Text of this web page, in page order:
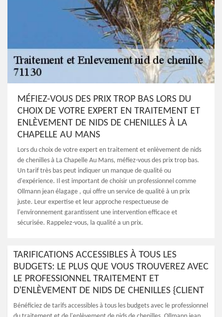
MÉFIEZ-VOUS DES PRIX TROP BAS LORS DU
CHOIX DE VOTRE EXPERT EN TRAITEMENT ET
ENLÈVEMENT DE NIDS DE CHENILLES À LA
CHAPELLE AU MANS
Lors du choix de votre expert en traitement et enlèvement de nids
de chenilles à La Chapelle Au Mans, méfiez-vous des prix trop bas.
Un tarif très bas peut indiquer un manque de qualité ou
d'expérience. Il est important de choisir un professionnel comme
Ollmann jean élagage , qui offre un service de qualité à un prix
juste. Leur expertise et leur approche respectueuse de
l'environnement garantissent une intervention efficace et
sécurisée. Rappelez-vous, la qualité a un prix.
TARIFICATIONS ACCESSIBLES À TOUS LES
BUDGETS: LE PLUS QUE VOUS TROUVEREZ AVEC
LE PROFESSIONNEL TRAITEMENT ET
D'ENLÈVEMENT DE NIDS DE CHENILLES {CLIENT
Bénéficiez de tarifs accessibles à tous les budgets avec le professionnel